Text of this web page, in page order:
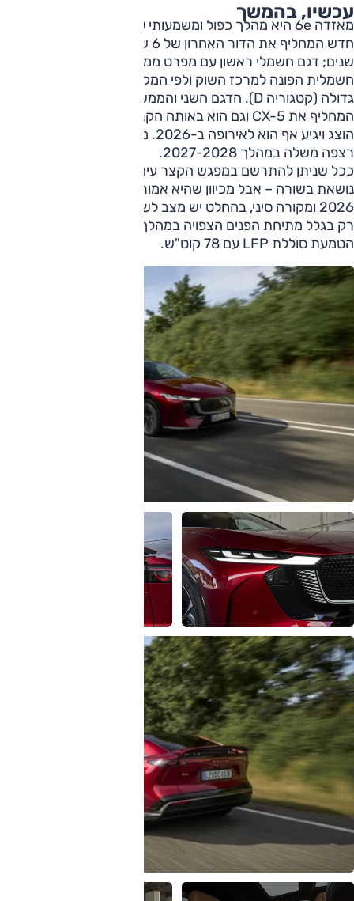
עכשיו, בהמשך
מאזדה 6e היא מהלך כפול ומשמעותי עבור היצרנית היפנית: דור
חדש המחליף את הדור האחרון של 6 שייצורה פסק אחרי תריסר
שנים; דגם חשמלי ראשון עם מפרט ממדים ומערכת הנעה
חשמלית הפונה למרכז השוק ולפי המקובל כיום במשפחתית
גדולה (קטגוריה D). הדגם השני והממש מתבקש, רכב פנאי
הוצג ויגיע אף הוא לאירופה ב-2026. מאזדה מצדה אמורה לייצר
רצפה משלה במהלך 2027-2028.
נושאת בשורה – אבל מכיוון שהיא אמורה להגיע לכאן בסוף
2026 ומקורה סיני, בהחלט יש מצב לשיפורים משמעותיים, לא
רק בגלל מתיחת הפנים הצפויה במהלך השנה הכוללת גם
הטמעת סוללת LFP עם 78 קוט"ש.